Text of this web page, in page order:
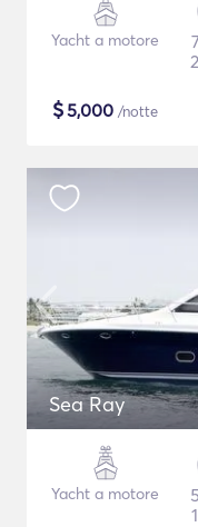
Yacht a motore
$5,000 /notte
Sea Ray
Yacht a motore